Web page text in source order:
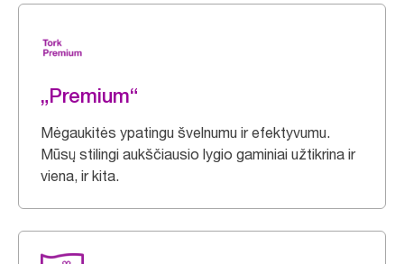
„Premium“
Mėgaukitės ypatingu švelnumu ir efektyvumu.
Mūsų stilingi aukščiausio lygio gaminiai užtikrina ir
viena, ir kita.